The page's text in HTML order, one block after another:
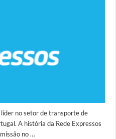
no setor de transporte de
A história da Rede Expressos
no …